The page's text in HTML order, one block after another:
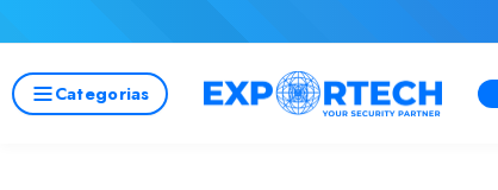
Categorias